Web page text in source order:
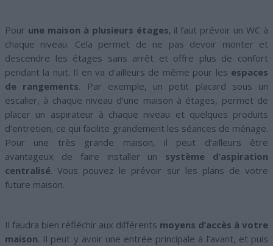
Pour une maison à plusieurs étages, il faut prévoir un WC à
chaque niveau. Cela permet de ne pas devoir monter et
descendre les étages sans arrêt et offre plus de confort
pendant la nuit. Il en va d’ailleurs de même pour les espaces
de rangements. Par exemple, un petit placard sous un
escalier, à chaque niveau d’une maison à étages, permet de
placer un aspirateur à chaque niveau et quelques produits
d’entretien, ce qui facilite grandement les séances de ménage.
Pour une très grande maison, il peut d’ailleurs être
avantageux de faire installer un système d’aspiration
centralisé. Vous pouvez le prévoir sur les plans de votre
future maison.
Il faudra bien réfléchir aux différents moyens d’accès à votre
maison. Il peut y avoir une entrée principale à l’avant, et puis